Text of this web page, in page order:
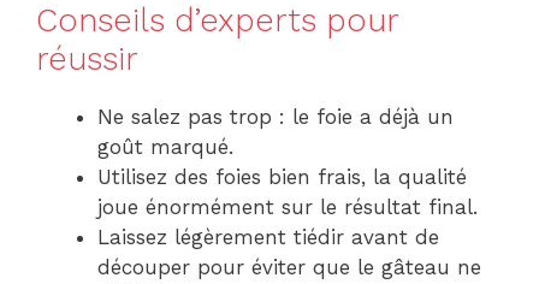
Conseils d’experts pour
réussir
Ne salez pas trop : le foie a déjà un
goût marqué.
Utilisez des foies bien frais, la qualité
joue énormément sur le résultat final.
Laissez légèrement tiédir avant de
découper pour éviter que le gâteau ne